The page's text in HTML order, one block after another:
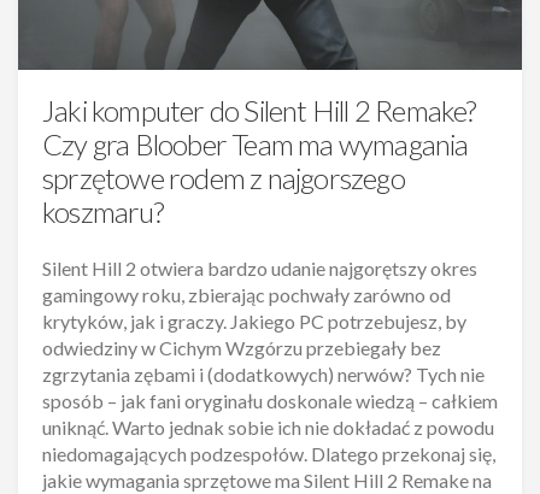
Jaki komputer do Silent Hill 2 Remake?
Czy gra Bloober Team ma wymagania
sprzętowe rodem z najgorszego
koszmaru?
Silent Hill 2 otwiera bardzo udanie najgorętszy okres
gamingowy roku, zbierając pochwały zarówno od
krytyków, jak i graczy. Jakiego PC potrzebujesz, by
odwiedziny w Cichym Wzgórzu przebiegały bez
zgrzytania zębami i (dodatkowych) nerwów? Tych nie
sposób – jak fani oryginału doskonale wiedzą – całkiem
uniknąć. Warto jednak sobie ich nie dokładać z powodu
niedomagających podzespołów. Dlatego przekonaj się,
jakie wymagania sprzętowe ma Silent Hill 2 Remake na